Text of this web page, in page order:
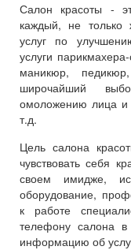
Салон красоты -
каждый, не только
услуг по
услуги
маникюр,
широчайший
омоложению лица и
т.д.
Цель салона
чувствовать себя
своем имидже,
оборудование,
к работе
телефону салона в
информацию об